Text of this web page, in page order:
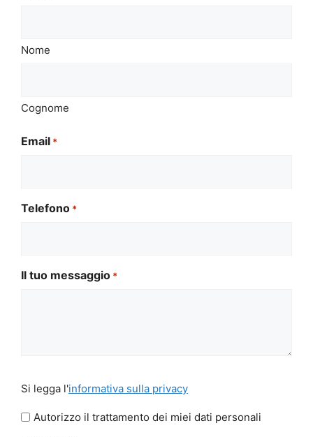
Nome
Cognome
Email *
Telefono *
Il tuo messaggio *
legga
l'informativa
Si legga l'informativa sulla privacy
Autorizzo il trattamento dei miei dati personali